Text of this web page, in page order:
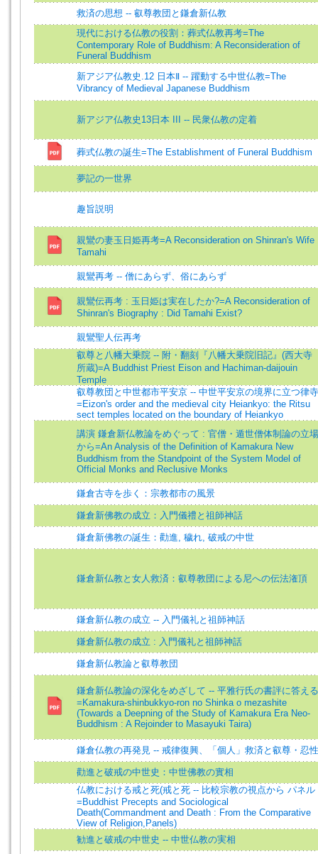
救済の思想 -- 叡尊教団と鎌倉新仏教
現代における仏教の役割：葬式仏教再考=The
Contemporary Role of Buddhism: A Reconsideration of
Funeral Buddhism
新アジア仏教史.12 日本Ⅱ -- 躍動する中世仏教=The
Vibrancy of Medieval Japanese Buddhism
新アジア仏教史13日本 III -- 民衆仏教の定着
葬式仏教の誕生=The Establishment of Funeral Buddhism
夢記の一世界
趣旨説明
親鸞の妻玉日姫再考=A Reconsideration on Shinran's Wife
Tamahi
親鸞再考 -- 僧にあらず、俗にあらず
親鸞伝再考 : 玉日姫は実在したか?=A Reconsideration of
Shinran's Biography : Did Tamahi Exist?
親鸞聖人伝再考
叡尊と八幡大乗院 -- 附・翻刻『八幡大乗院旧記』(西大寺
所蔵)=A Buddhist Priest Eison and Hachiman-daijouin
Temple
叡尊教団と中世都市平安京 -- 中世平安京の境界に立つ律寺
=Eizon's order and the medieval city Heiankyo: the Ritsu
sect temples located on the boundary of Heiankyo
講演 鎌倉新仏教論をめぐって : 官僧・遁世僧体制論の立場
から=An Analysis of the Definition of Kamakura New
Buddhism from the Standpoint of the System Model of
Official Monks and Reclusive Monks
鎌倉古寺を歩く：宗教都市の風景
鎌倉新佛教の成立：入門儀禮と祖師神話
鎌倉新佛教の誕生：勸進, 穢れ, 破戒の中世
鎌倉新仏教と女人救済：叡尊教団による尼への伝法潅頂
鎌倉新仏教の成立 -- 入門儀礼と祖師神話
鎌倉新仏教の成立 : 入門儀礼と祖師神話
鎌倉新仏教論と叡尊教団
鎌倉新仏教論の深化をめざして -- 平雅行氏の書評に答える
=Kamakura-shinbukkyo-ron no Shinka o mezashite
(Towards a Deepning of the Study of Kamakura Era Neo-
Buddhism : A Rejoinder to Masayuki Taira)
鎌倉仏教の再発見 -- 戒律復興、「個人」救済と叡尊・忍性
勸進と破戒の中世史：中世佛教の實相
仏教における戒と死(戒と死 -- 比較宗教の視点から パネル
=Buddhist Precepts and Sociological
Death(Commandment and Death : From the Comparative
View of Religion,Panels)
勧進と破戒の中世史 -- 中世仏教の実相